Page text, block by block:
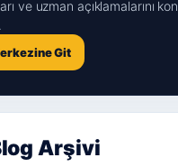
ve uzman açıklamalarını
Git
Arşivi